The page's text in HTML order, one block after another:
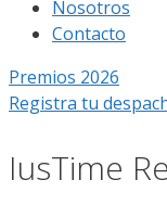
Nosotros
Contacto
Premios 2026
Registra tu
IusTime